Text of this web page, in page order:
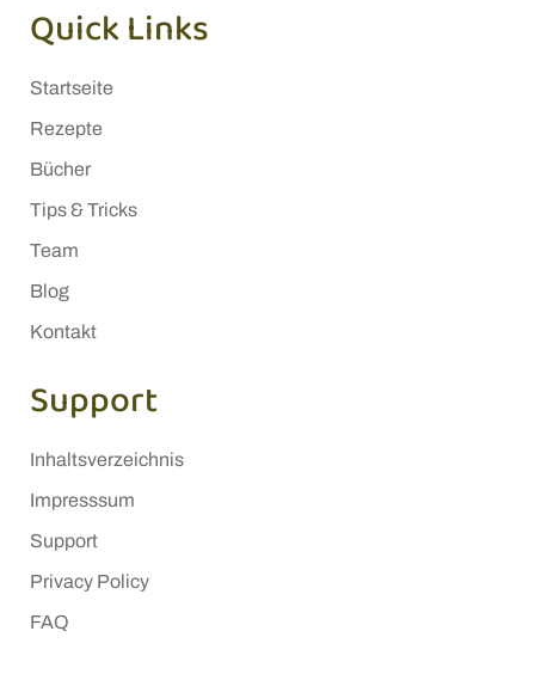
Quick Links
Startseite
Rezepte
Bücher
Tips & Tricks
Team
Blog
Kontakt
Support
Inhaltsverzeichnis
Impresssum
Support
Privacy Policy
FAQ